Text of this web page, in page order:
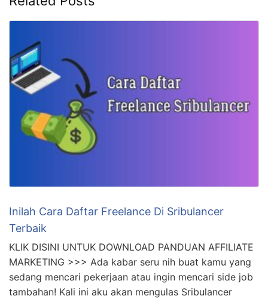
Inilah Cara Daftar Freelance Di Sribulancer
Terbaik
KLIK DISINI UNTUK DOWNLOAD PANDUAN AFFILIATE
MARKETING >>> Ada kabar seru nih buat kamu yang
sedang mencari pekerjaan atau ingin mencari side job
tambahan! Kali ini aku akan mengulas Sribulancer